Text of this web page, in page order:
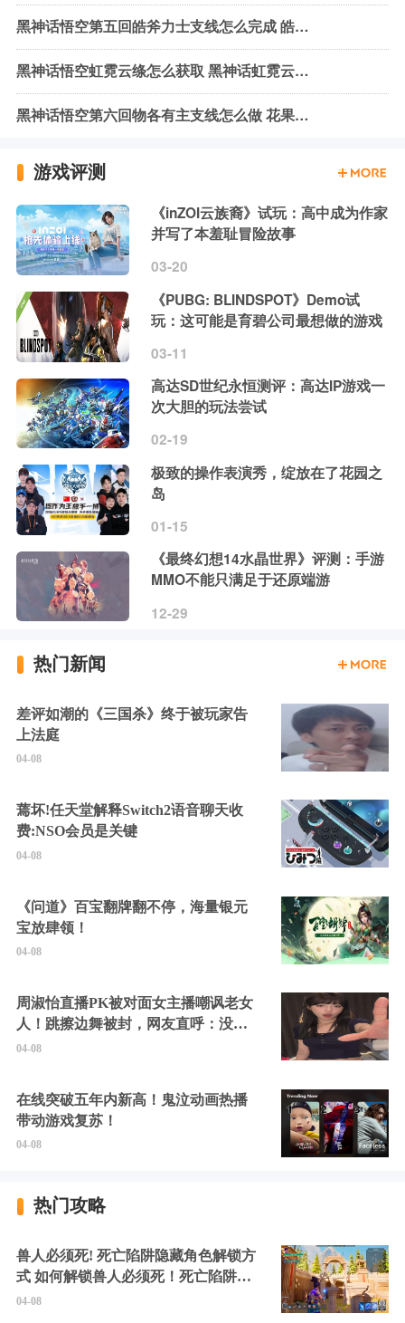
黑神话悟空第五回皓斧力士支线怎么完成 皓斧力士支线任务流程攻略
黑神话悟空虹霓云绦怎么获取 黑神话虹霓云绦材料收集
黑神话悟空第六回物各有主支线怎么做 花果山物各有主支线任务攻略
游戏评测
《inZOI云族裔》试玩：高中成为作家
并写了本羞耻冒险故事
03-20
《PUBG: BLINDSPOT》Demo试
玩：这可能是育碧公司最想做的游戏
03-11
高达SD世纪永恒测评：高达IP游戏一
次大胆的玩法尝试
02-19
极致的操作表演秀，绽放在了花园之
岛
01-15
《最终幻想14水晶世界》评测：手游
MMO不能只满足于还原端游
12-29
热门新闻
差评如潮的《三国杀》终于被玩家告
上法庭
04-08
蔫坏!任天堂解释Switch2语音聊天收
费:NSO会员是关键
04-08
《问道》百宝翻牌翻不停，海量银元
宝放肆领！
04-08
周淑怡直播PK被对面女主播嘲讽老女
人！跳擦边舞被封，网友直呼：没边
硬擦封的好！
04-08
在线突破五年内新高！鬼泣动画热播
带动游戏复苏！
04-08
热门攻略
兽人必须死! 死亡陷阱隐藏角色解锁方
式 如何解锁兽人必须死！死亡陷阱中
的隐藏角色
04-08